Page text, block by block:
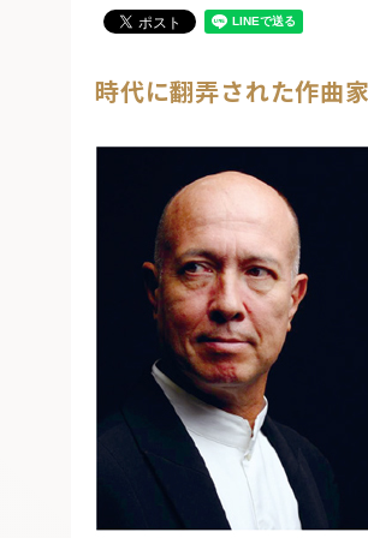
時代に翻弄された作曲